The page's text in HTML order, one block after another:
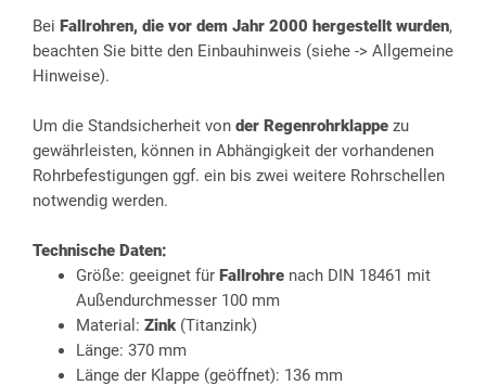
Bei Fallrohren, die vor dem Jahr 2000 hergestellt wurden,
beachten Sie bitte den Einbauhinweis (siehe -> Allgemeine
Hinweise).
Um die Standsicherheit von der Regenrohrklappe zu
gewährleisten, können in Abhängigkeit der vorhandenen
Rohrbefestigungen ggf. ein bis zwei weitere Rohrschellen
notwendig werden.
Technische Daten:
Größe: geeignet für Fallrohre nach DIN 18461 mit
Außendurchmesser 100 mm
Material: Zink(Titanzink)
Länge: 370 mm
Länge der Klappe (geöffnet): 136 mm